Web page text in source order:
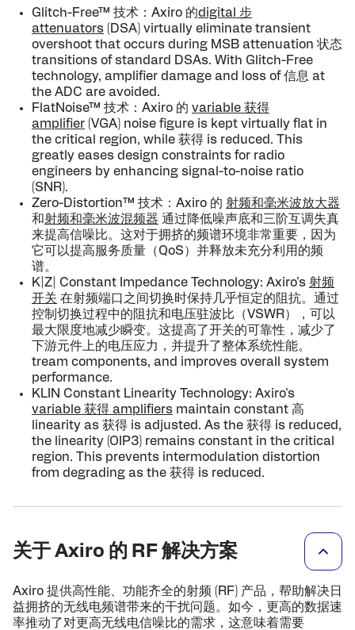
Glitch-Free™ 技术：Axiro 的digital 步
attenuators (DSA) virtually eliminate transient
overshoot that occurs during MSB attenuation 状态
transi­tions of standard DSAs. With Glitch-Free
technology, amplifier damage and loss of 信息 at
the ADC are avoided.
FlatNoise™ 技术：Axiro 的 variable 获得
amplifier (VGA) noise figure is kept virtually flat in
the criti­cal region, while 获得 is reduced. This
greatly eases design constraints for radio
engineers by enhancing signal-to-noise ratio
(SNR).
Zero-Distortion™ 技术：Axiro 的 射频和毫米波放大器
和射频和毫米波混频器 通过降低噪声底和三阶互调失真
来提高信噪比。这对于拥挤的频谱环境非常重要，因为
它可以提高服务质量（QoS）并释放未充分利用的频
谱。
K|Z| Constant Impedance Technology: Axiro's 射频
开关 在射频端口之间切换时保持几乎恒定的阻抗。通过
控制切换过程中的阻抗和电压驻波比（VSWR），可以
最大限度地减少瞬变。这提高了开关的可靠性，减少了
下游元件上的电压应力，并提升了整体系统性能。
tream components, and improves overall system
performance.
KLIN Constant Linearity Technology: Axiro's
variable 获得 amplifiers maintain constant 高
linearity as 获得 is adjusted. As the 获得 is reduced,
the linearity (OIP3) remains constant in the critical
region. This prevents in­termodulation distortion
from degrading as the 获得 is reduced.
关于 Axiro 的 RF 解决方案
Axiro 提供高性能、功能齐全的射频 (RF) 产品，帮助解决日
益拥挤的无线电频谱带来的干扰问题。如今，更高的数据速
率推动了对更高无线电信噪比的需求，这意味着需要